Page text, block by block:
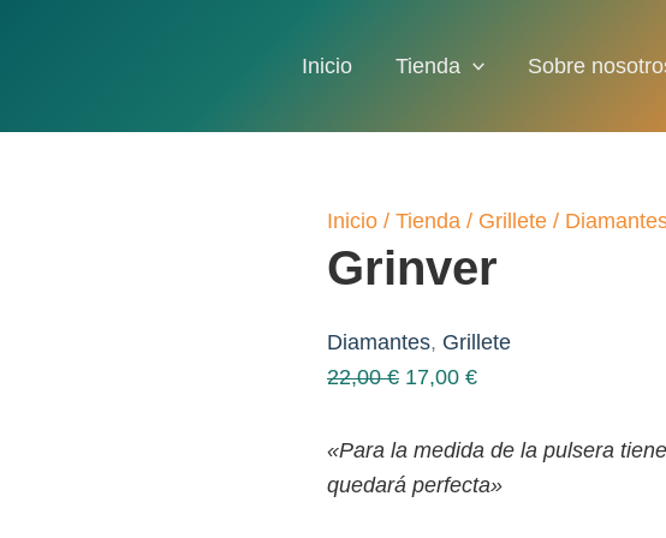
Inicio Tienda Sobre
Inicio / Tienda / Grillete /
Grinver
Diamantes, Grillete
22,00€ El
original
era:
17,00 €El
actual
es:
«Para la medida de la pulsera
quedará perfecta»